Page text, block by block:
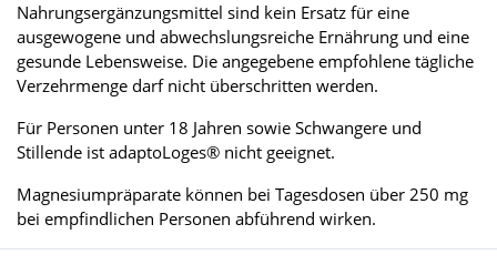
Nahrungsergänzungsmittel sind kein Ersatz für eine
ausgewogene und abwechslungsreiche Ernährung und eine
gesunde Lebensweise. Die angegebene empfohlene tägliche
Verzehrmenge darf nicht überschritten werden.
Für Personen unter 18 Jahren sowie Schwangere und
Stillende ist adaptoLoges® nicht geeignet.
Magnesiumpräparate können bei Tagesdosen über 250 mg
bei empfindlichen Personen abführend wirken.